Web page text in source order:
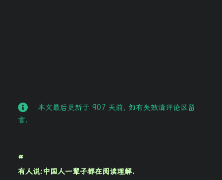
本文最后更新于 907 天前, 如有失效请评论区留
言.
有人说:中国人一辈子都在阅读理解.